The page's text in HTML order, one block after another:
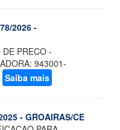
2026 -
PRECO -
943001-
Saiba mais
- GROAIRAS/CE